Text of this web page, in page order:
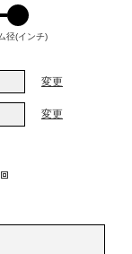
径(インチ)
変更
変更